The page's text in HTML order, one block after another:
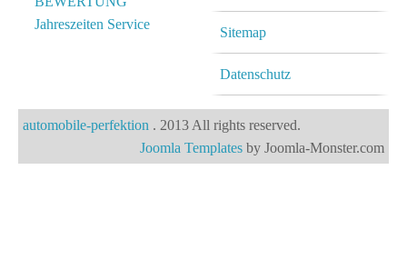
Jahreszeiten Service
Sitemap
Datenschutz
automobile-perfektion . 2013 All rights reserved.
Joomla Templates by Joomla-Monster.com